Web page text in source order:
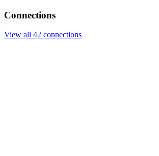
Connections
View all 42 connections